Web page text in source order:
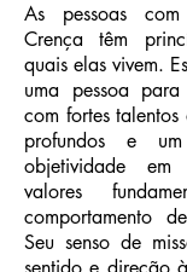
As pessoas
Crença têm
quais elas vivem.
uma pessoa
com fortes
profundos e
objetividade em
valores
comportamento
Seu senso de